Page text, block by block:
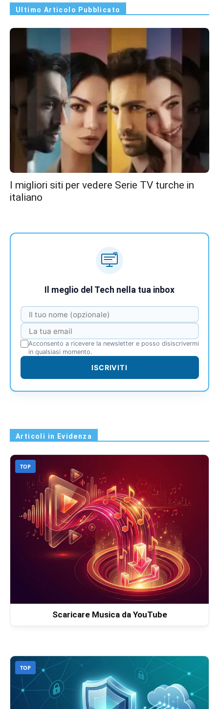
Ultimo Articolo Pubblicato
I migliori siti per vedere Serie TV turche in
italiano
Il meglio del Tech nella tua inbox
Acconsento a ricevere la newsletter e posso disiscrivermi
in qualsiasi momento.
ISCRIVITI
Articoli in Evidenza
TOP
Scaricare Musica da YouTube
TOP